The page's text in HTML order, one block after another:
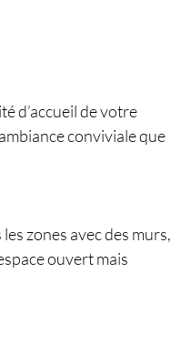
d’accueil de votre
conviviale que
zones avec des murs,
ouvert mais